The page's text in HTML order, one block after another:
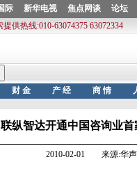
联纵智达开通中国咨询业
2010-02-01 来源:华声